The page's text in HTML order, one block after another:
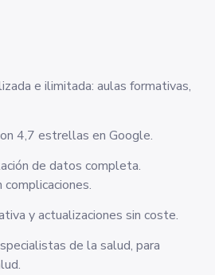
e ilimitada: aulas formativas,
4,7 estrellas en Google.
de datos completa.
y actualizaciones sin coste.
de la salud, para